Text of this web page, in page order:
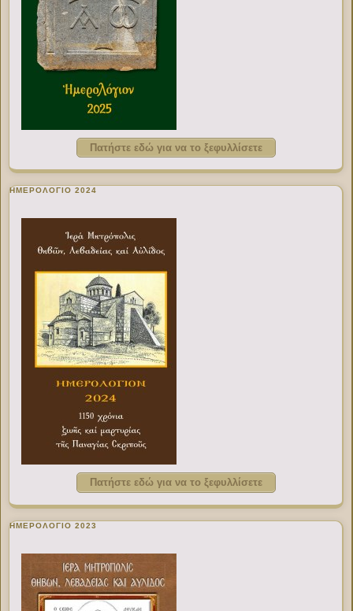
Πατήστε εδώ για να το ξεφυλλίσετε
ΗΜΕΡΟΛΟΓΙΟ 2024
Πατήστε εδώ για να το ξεφυλλίσετε
ΗΜΕΡΟΛΟΓΙΟ 2023